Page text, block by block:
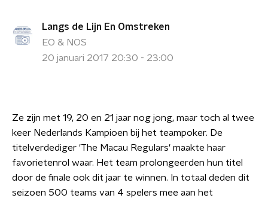
Langs de Lijn En Omstreken
EO & NOS
20 januari 2017 20:30 - 23:00
Ze zijn met 19, 20 en 21 jaar nog jong, maar toch al twee
keer Nederlands Kampioen bij het teampoker. De
titelverdediger 'The Macau Regulars' maakte haar
favorietenrol waar. Het team prolongeerden hun titel
door de finale ook dit jaar te winnen. In totaal deden dit
seizoen 500 teams van 4 spelers mee aan het